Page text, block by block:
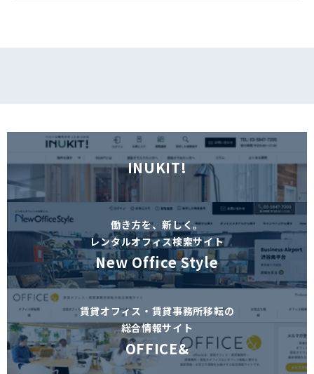
INUKIT!
働き方を、新しく。
レンタルオフィス検索サイト
New Office Style
賃貸オフィス・賃貸事務所移転の
総合情報サイト
OFFICE&